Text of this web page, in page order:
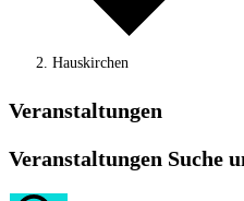
Hauskirchen
Veranstaltungen
Veranstaltungen Suche